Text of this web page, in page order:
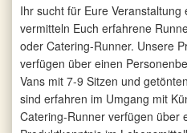
Ihr sucht für Eure Veranstaltung
vermitteln Euch erfahrene
oder Catering-Runner. Unsere
verfügen über einen
Vans mit 7-9 Sitzen und
sind erfahren im Umgang mit
Catering-Runner verfügen über